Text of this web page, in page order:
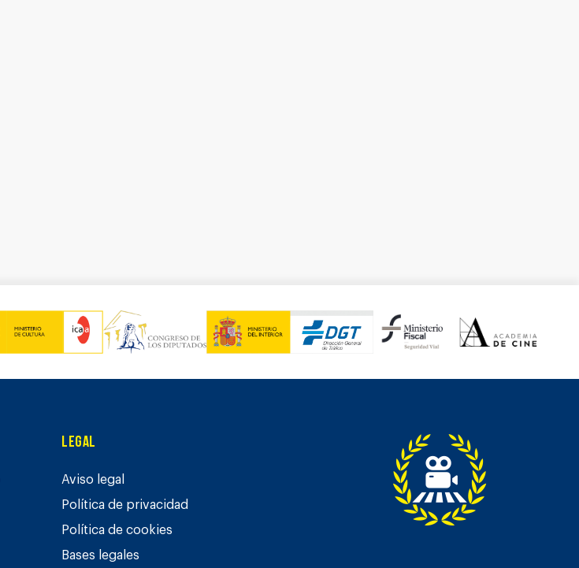
Legal
Aviso legal
Política de privacidad
Política de cookies
Bases legales